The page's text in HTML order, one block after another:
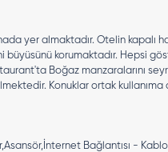
yer almaktadır. Otelin
korumaktadır. Hepsi
Boğaz manzaralarını
Konuklar ortak
Bağlantısı -